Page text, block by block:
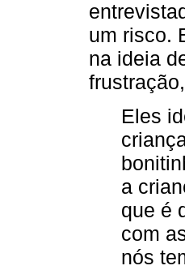
um risco.
na ideia
Eles
a
que é
com
nós